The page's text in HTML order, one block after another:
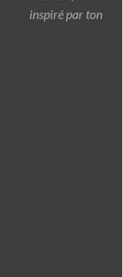
inspiré par ton